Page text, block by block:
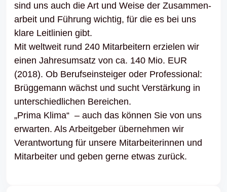
sind uns auch die Art und Weise der Zusam­men­
ar­beit und Führung wichtig, für die es bei uns
klare Leit­li­nien gibt.
Mit welt­weit rund 240 Mitar­bei­tern erzielen wir
einen Jahres­um­satz von ca. 140 Mio. EUR
(2018). Ob Berufs­ein­steiger oder Profes­sional:
Brüg­ge­mann wächst und sucht Verstär­kung in
unter­schied­li­chen Berei­chen.
„Prima Klima“ – auch das können Sie von uns
erwarten. Als Arbeit­geber über­nehmen wir
Verant­wor­tung für unsere Mitar­bei­te­rinnen und
Mitar­beiter und geben gerne etwas zurück.